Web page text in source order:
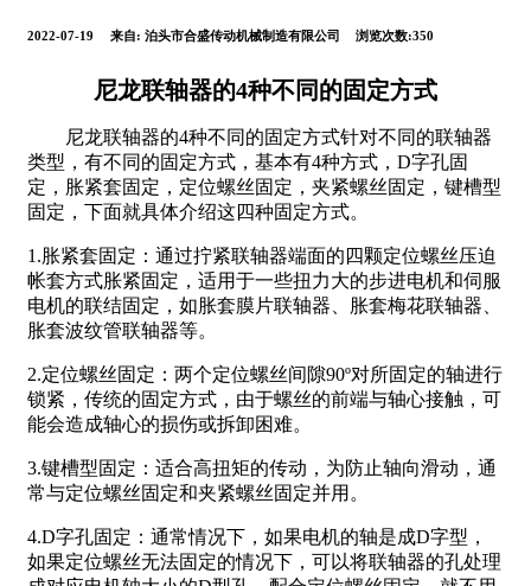
2022-07-19 来自: 泊头市合盛传动机械制造有限公司 浏览次数:350
尼龙联轴器的4种不同的固定方式
尼龙联轴器的4种不同的固定方式针对不同的联轴器
类型，有不同的固定方式，基本有4种方式，D字孔固
定，胀紧套固定，定位螺丝固定，夹紧螺丝固定，键槽型
固定，下面就具体介绍这四种固定方式。
1.胀紧套固定：通过拧紧联轴器端面的四颗定位螺丝压迫
帐套方式胀紧固定，适用于一些扭力大的步进电机和伺服
电机的联结固定，如胀套膜片联轴器、胀套梅花联轴器、
胀套波纹管联轴器等。
2.定位螺丝固定：两个定位螺丝间隙90º对所固定的轴进行
锁紧，传统的固定方式，由于螺丝的前端与轴心接触，可
能会造成轴心的损伤或拆卸困难。
3.键槽型固定：适合高扭矩的传动，为防止轴向滑动，通
常与定位螺丝固定和夹紧螺丝固定并用。
4.D字孔固定：通常情况下，如果电机的轴是成D字型，
如果定位螺丝无法固定的情况下，可以将联轴器的孔处理